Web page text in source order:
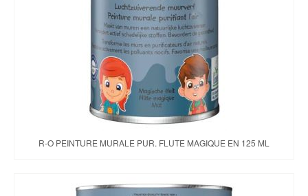
R-O PEINTURE MURALE PUR. FLUTE MAGIQUE EN 125 ML